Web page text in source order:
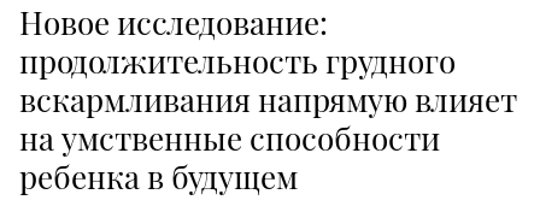
Новое исследование:
продолжительность грудного
вскармливания напрямую влияет
на умственные способности
ребенка в будущем